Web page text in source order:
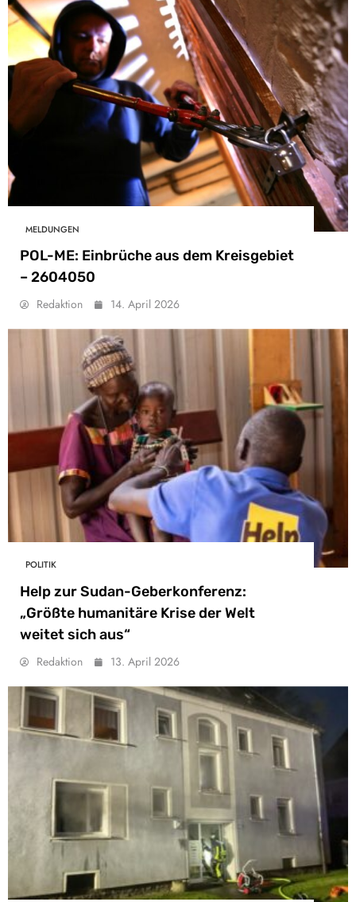
MELDUNGEN
POL-ME: Einbrüche aus dem Kreisgebiet
– 2604050
Redaktion 14. April 2026
POLITIK
Help zur Sudan-Geberkonferenz:
„Größte humanitäre Krise der Welt
weitet sich aus“
Redaktion 13. April 2026